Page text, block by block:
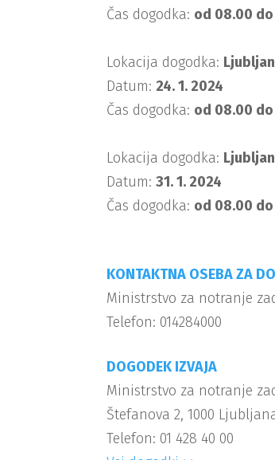
Čas dogodka: od 08.00 do
Lokacija dogodka:
Datum: 24. 1. 2024
Čas dogodka: od 08.00 do
Lokacija dogodka:
Datum:31. 1. 2024
Čas dogodka: od 08.00 do
KONTAKTNA OSEBA ZA
Ministrstvo za notranje
Telefon: 014284000
DOGODEK IZVAJA
Ministrstvo za notranje
Štefanova 2, 1000
Telefon: 01 428 40 00